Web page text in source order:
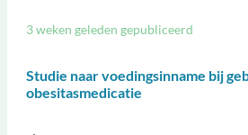
Studie naar voedingsinname bij
obesitasmedicatie
3 weken geleden gepubliceerd